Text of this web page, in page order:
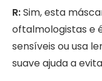
R:Sim, esta
oftalmologistas e
sensíveis ou usa
suave ajuda a